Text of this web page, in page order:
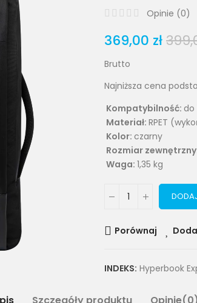
Opinie (0)
369,00 zł
Brutto
Najniższa cena
Kompatybilność: do
Materiał: RPET
Kolor: czarny
Rozmiar
Waga: 1,35 kg
Porównaj
INDEKS: Hyperbook